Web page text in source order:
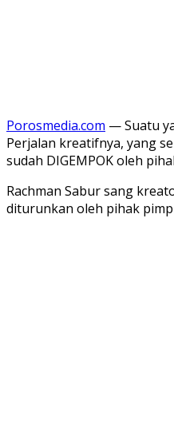
Porosmedia.com — Suatu
Perjalan kreatifnya, yang
sudah DIGEMPOK oleh
Rachman Sabur sang
diturunkan oleh pihak